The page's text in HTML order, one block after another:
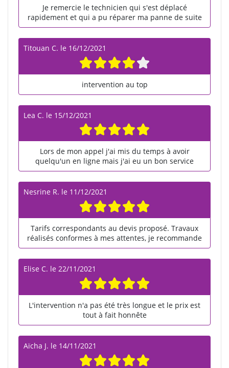
Je remercie le technicien qui s'est déplacé
rapidement et qui a pu réparer ma panne de suite
Titouan C. le 16/12/2021
intervention au top
Lea C. le 15/12/2021
Lors de mon appel j'ai mis du temps à avoir
quelqu'un en ligne mais j'ai eu un bon service
Nesrine R. le 11/12/2021
Tarifs correspondants au devis proposé. Travaux
réalisés conformes à mes attentes, je recommande
Elise C. le 22/11/2021
L'intervention n'a pas été très longue et le prix est
tout à fait honnête
Aïcha J. le 14/11/2021